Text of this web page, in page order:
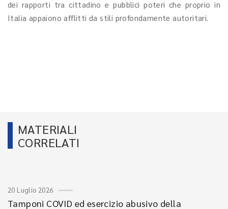
dei rapporti tra cittadino e pubblici poteri che proprio in
Italia appaiono afflitti da stili profondamente autoritari.
MATERIALI
CORRELATI
20 Luglio 2026
Tamponi COVID ed esercizio abusivo della